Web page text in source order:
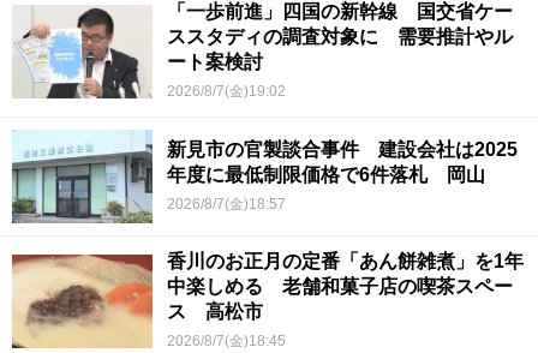
「一歩前進」四国の新幹線 国交省ケー
ススタディの調査対象に 需要推計やル
ート案検討
2026/8/7(金)19:02
新見市の官製談合事件 建設会社は2025
年度に最低制限価格で6件落札 岡山
2026/8/7(金)18:57
香川のお正月の定番「あん餅雑煮」を1年
中楽しめる 老舗和菓子店の喫茶スペー
ス 高松市
2026/8/7(金)18:45